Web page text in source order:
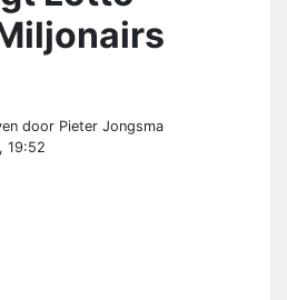
door Pieter Jongsma
19:52